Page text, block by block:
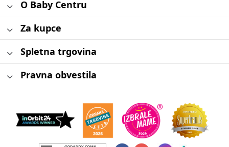
O Baby Centru
Za kupce
Spletna trgovina
Pravna obvestila